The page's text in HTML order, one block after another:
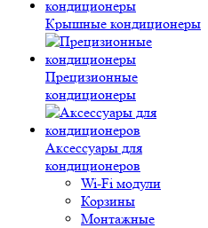
Крышные кондиционеры
Прецизионные
кондиционеры
Аксессуары для
кондиционеров
Wi-Fi модули
Корзины
Монтажные